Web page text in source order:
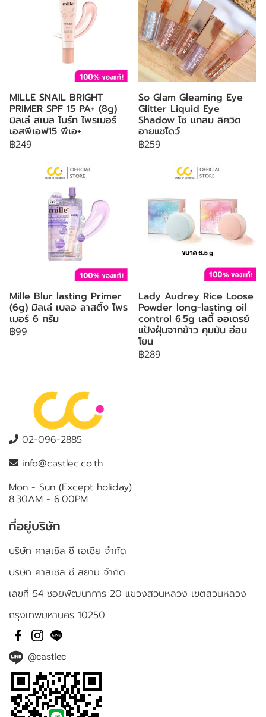
MILLE SNAIL BRIGHT
PRIMER SPF 15 PA+ (8g)
มิลเล่ สเนล ไบร์ท ไพรเมอร์
เอสพีเอฟ15 พีเอ+
฿249
So Glam Gleaming Eye
Glitter Liquid Eye
Shadow โซ แกลม ลิควิด
อายแชโดว์
฿259
Mille Blur lasting Primer
(6g) มิลเล่ เบลอ ลาสติ้ง ไพร
เมอร์ 6 กรัม
฿99
Lady Audrey Rice Loose
Powder long-lasting oil
control 6.5g เลดี้ ออเดรย์
แป้งฝุ่นจากข้าว คุมมัน อ่อน
โยน
฿289
02-096-2885
info@castlec.co.th
Mon - Sun (Except holiday)
8.30AM - 6.00PM
ที่อยู่บริษัท
บริษัท คาสเซิล ซี เอเชีย จำกัด
บริษัท คาสเซิล ซี สยาม จำกัด
เลขที่ 54 ซอยพัฒนาการ 20 แขวงสวนหลวง เขตสวนหลวง
กรุงเทพมหานคร 10250
@castlec